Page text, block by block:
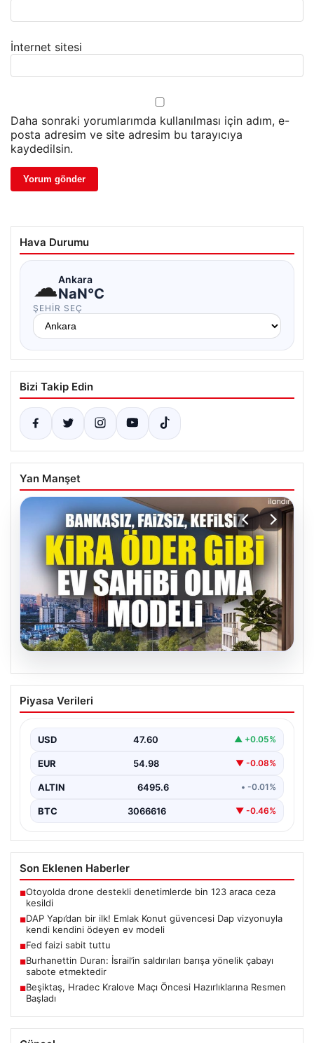
İnternet sitesi
Daha sonraki yorumlarımda kullanılması için adım, e-
posta adresim ve site adresim bu tarayıcıya
kaydedilsin.
Hava Durumu
☁Ankara
NaN°C
ŞEHIR SEÇ
Bizi Takip Edin
Yan Manşet
DAP Yapı’dan bir ilk! Emlak Konut
güvencesi Dap vizyonuyla kendi
Piyasa Verileri
USD 47.60 ▲ +0.05%
EUR 54.98 ▼ -0.08%
ALTIN 6495.6 • -0.01%
BTC 3066616 ▼ -0.46%
Son Eklenen Haberler
■Otoyolda drone destekli denetimlerde bin 123 araca ceza
kesildi
■DAP Yapı’dan bir ilk! Emlak Konut güvencesi Dap vizyonuyla
kendi kendini ödeyen ev modeli
■Fed faizi sabit tuttu
■Burhanettin Duran: İsrail’in saldırıları barışa yönelik çabayı
sabote etmektedir
■Beşiktaş, Hradec Kralove Maçı Öncesi Hazırlıklarına Resmen
Başladı